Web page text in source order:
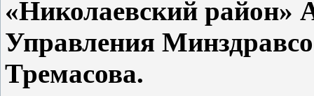
«Николаевский район»
Управления
Тремасова.